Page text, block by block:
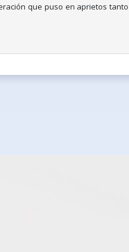
que puso en aprietos tanto